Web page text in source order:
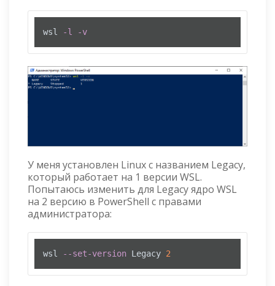
wsl -l -v
У меня установлен Linux с названием Legacy,
который работает на 1 версии WSL.
Попытаюсь изменить для Legacy ядро WSL
на 2 версию в PowerShell с правами
администратора:
wsl --set-version Legacy 2